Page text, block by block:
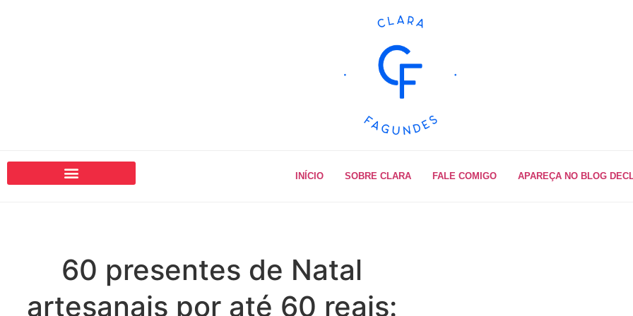
INÍCIO SOBRE CLARA FALE COMIGO APAREÇA NO BLOG
60 presentes de Natal
artesanais por até 60 reais: